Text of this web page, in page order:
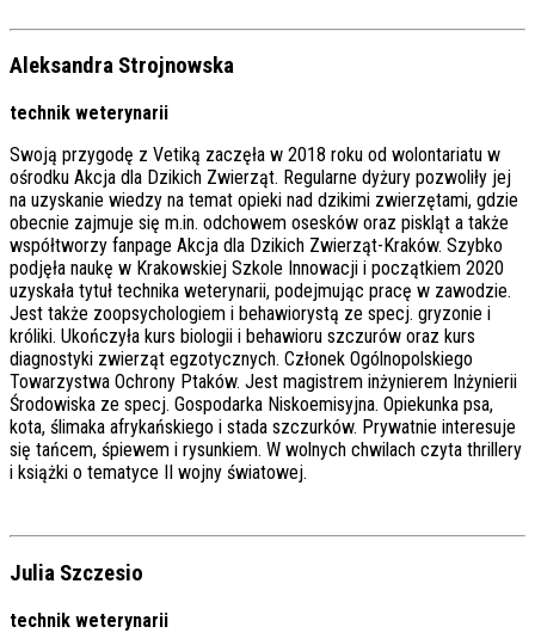
Aleksandra Strojnowska
technik weterynarii
Swoją przygodę z Vetiką zaczęła w 2018 roku od wolontariatu w
ośrodku Akcja dla Dzikich Zwierząt. Regularne dyżury pozwoliły jej
na uzyskanie wiedzy na temat opieki nad dzikimi zwierzętami, gdzie
obecnie zajmuje się m.in. odchowem osesków oraz piskląt a także
współtworzy fanpage Akcja dla Dzikich Zwierząt-Kraków. Szybko
podjęła naukę w Krakowskiej Szkole Innowacji i początkiem 2020
uzyskała tytuł technika weterynarii, podejmując pracę w zawodzie.
Jest także zoopsychologiem i behawiorystą ze specj. gryzonie i
króliki. Ukończyła kurs biologii i behawioru szczurów oraz kurs
diagnostyki zwierząt egzotycznych. Członek Ogólnopolskiego
Towarzystwa Ochrony Ptaków. Jest magistrem inżynierem Inżynierii
Środowiska ze specj. Gospodarka Niskoemisyjna. Opiekunka psa,
kota, ślimaka afrykańskiego i stada szczurków. Prywatnie interesuje
się tańcem, śpiewem i rysunkiem. W wolnych chwilach czyta thrillery
i książki o tematyce II wojny światowej.
Julia Szczesio
technik weterynarii